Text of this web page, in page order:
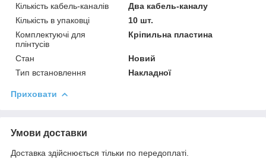
Кількість кабель-каналів
Два кабель-каналу
Кількість в упаковці
10 шт.
Комплектуючі для
плінтусів
Кріпильна пластина
Стан
Новий
Тип встановлення
Накладної
Приховати
Умови доставки
Доставка здійснюється тільки по передоплаті.